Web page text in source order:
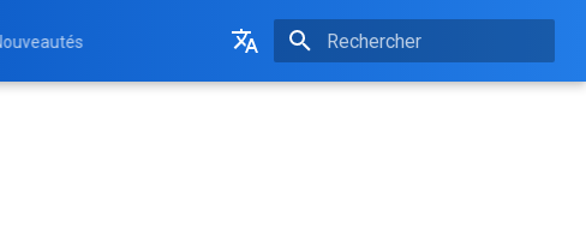
Initialisation de la recherche